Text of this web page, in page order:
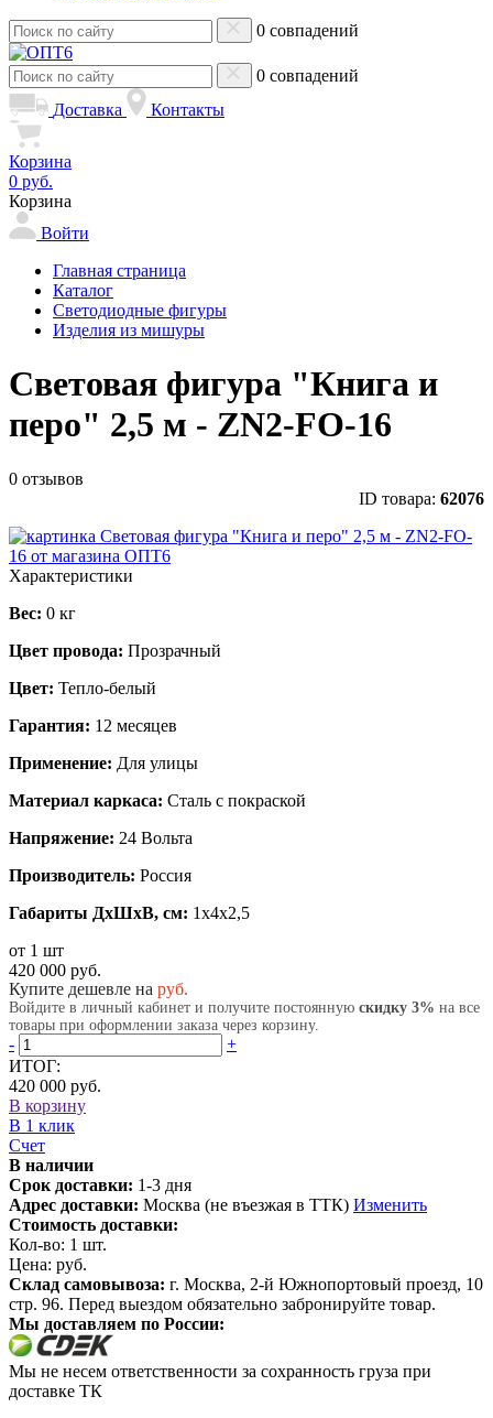
0 совпадений
0 совпадений
Доставка
Контакты
Корзина
0 руб.
Корзина
Войти
Главная страница
Каталог
Светодиодные фигуры
Изделия из мишуры
Световая фигура "Книга и
перо" 2,5 м - ZN2-FO-16
0 отзывов
ID товара: 62076
Характеристики
Вес: 0 кг
Цвет провода: Прозрачный
Цвет: Тепло-белый
Гарантия: 12 месяцев
Применение: Для улицы
Материал каркаса: Сталь с покраской
Напряжение: 24 Вольта
Производитель: Россия
Габариты ДхШхВ, см: 1x4x2,5
от 1 шт
420 000 руб.
Купите дешевле на руб.
Войдите в личный кабинет и получите постоянную скидку 3% на все
товары при оформлении заказа через корзину.
-
+
ИТОГ:
420 000 руб.
В корзину
В 1 клик
Счет
В наличии
Срок доставки: 1-3 дня
Адрес доставки: Москва (не въезжая в ТТК) Изменить
Стоимость доставки:
Кол-во: 1 шт.
Цена: руб.
Склад самовывоза: г. Москва, 2-й Южнопортовый проезд, 10
стр. 96. Перед выездом обязательно забронируйте товар.
Мы доставляем по России:
Мы не несем ответственности за сохранность груза при
доставке ТК